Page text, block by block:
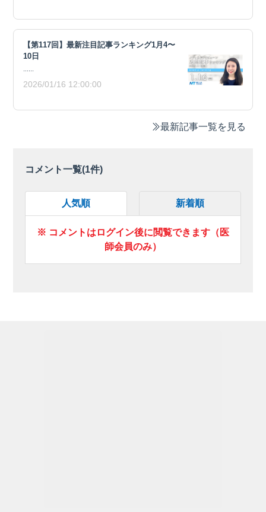
【第117回】最新注目記事ランキング1月4〜
10日
2026/01/16 12:00:00
最新記事一覧を見る
コメント一覧(1件)
人気順 新着順
※ コメントはログイン後に閲覧できます（医
師会員のみ）